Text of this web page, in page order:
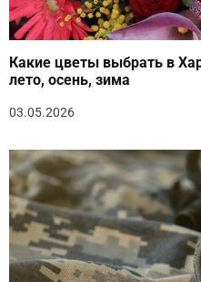
Какие цветы выбрать в
лето, осень, зима
03.05.2026